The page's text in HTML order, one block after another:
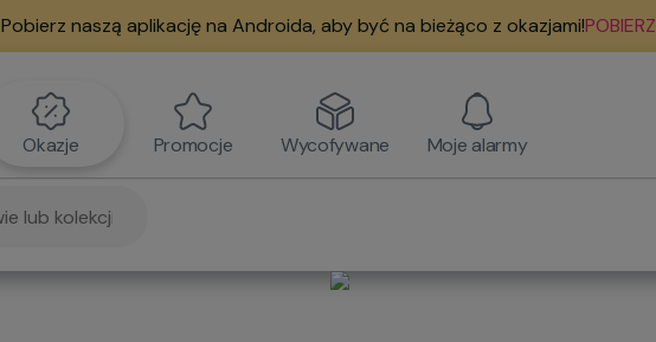
Pobierz naszą aplikację na Androida, aby być na bieżąco z okazjami!POBIERZ
Okazje Promocje Wycofywane Moje alarmy